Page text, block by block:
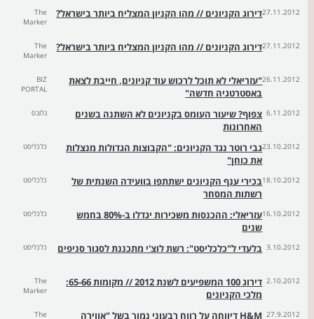
27.11.2012דירוג הקניונים // מהו הקניון המצליח ביותר בישראל?
The
Marker
27.11.2012דירוג הקניונים // מהו הקניון המצליח ביותר בישראל?
The
Marker
26.11.2012"עזריאלי לא תוכל לרכוש עוד קניונים, חייבת לצאת
באסטרטגיה חדשה"
BIZ
PORTAL
6.11.2012 צפוף? שיעור העומס בקניונים לא השתנה בשנים
האחרונות
גלובס
23.10.2012גבי רוטר נגד הקניונים: "הקבוצות הגדולות מנצלות
את כוחן"
כלכליסט
18.10.2012בכירי ענף הקניונים ישתתפו בוועידה השנתית של
רשתות המסחר
כלכליסט
16.10.2012
עזריאלי: ההכנסות משכירות יגדלו ב-80% בחמש
שנים
כלכליסט
3.10.2012 בלעדי ל"כלכליסט": רשת לוצ'י מתכננת לסגור סניפים כלכליסט
2.10.2012
דירוג 100 המשפיעים לשנת 2012 // מקומות 65-66:
מלכי הקניונים
The
Marker
27.9.2012 H&M דיווחה על רווח רבעוני נמוך בשל "אווירה The